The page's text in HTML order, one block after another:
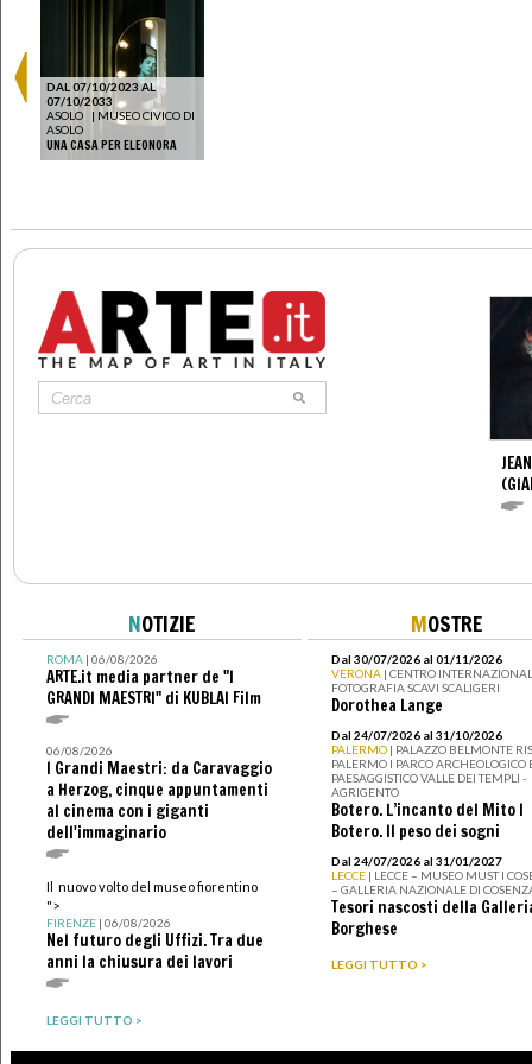
DAL 07/10/2023 AL
07/10/2033
ASOLO
| MUSEO CIVICO DI
ASOLO
UNA CASA PER ELEONORA
NOTIZIE
ROMA| 06/08/2026
ARTE.it media partner de "I
GRANDI MAESTRI" di KUBLAI Film
06/08/2026
I Grandi Maestri: da Caravaggio
a Herzog, cinque appuntamenti
al cinema con i giganti
dell'immaginario
Il nuovo volto del museo fiorentino
">
FIRENZE| 06/08/2026
Nel futuro degli Uffizi. Tra due
anni la chiusura dei lavori
LEGGI TUTTO >
MOSTRE
Dal 30/07/2026 al 01/11/2026
VERONA | CENTRO
FOTOGRAFIA SCAVI SCALIGERI
Dorothea Lange
Dal 24/07/2026 al 31/10/2026
PALERMO | PALAZZO BELMONTE
PALERMO I PARCO ARCHEOLOGICO
PAESAGGISTICO VALLE DEI TEMPLI -
AGRIGENTO
Botero. L’incanto del Mito I
Botero. Il peso dei sogni
Dal 24/07/2026 al 31/01/2027
LECCE | LECCE – MUSEO MUST I
– GALLERIA NAZIONALE DI
Tesori nascosti della
Borghese
LEGGI TUTTO >